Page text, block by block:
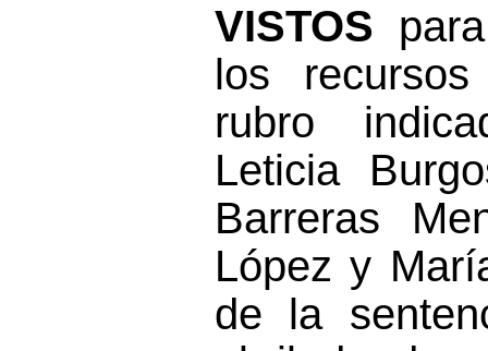
VISTOS
los recursos
rubro
Leticia
Barreras
López y
de la